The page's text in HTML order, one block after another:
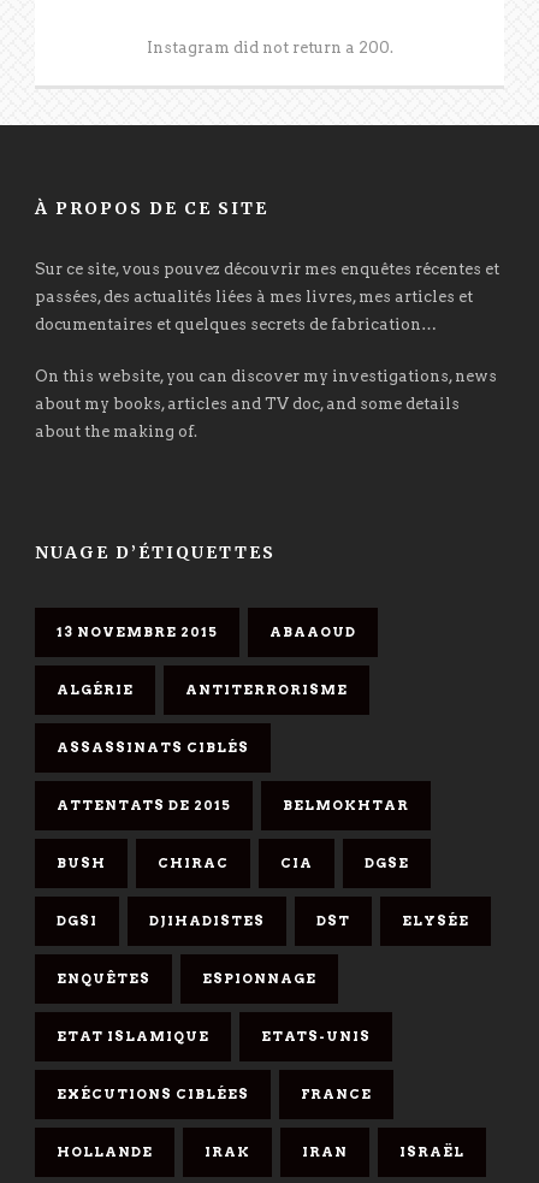
Instagram did not return a 200.
À PROPOS DE CE SITE
Sur ce site, vous pouvez découvrir mes enquêtes récentes et
passées, des actualités liées à mes livres, mes articles et
documentaires et quelques secrets de fabrication…
On this website, you can discover my investigations, news
about my books, articles and TV doc, and some details
about the making of.
NUAGE D’ÉTIQUETTES
13 NOVEMBRE 2015 ABAAOUD
ALGÉRIE ANTITERRORISME
ASSASSINATS CIBLÉS
ATTENTATS DE 2015 BELMOKHTAR
BUSH CHIRAC CIA DGSE
DGSI DJIHADISTES DST ELYSÉE
ENQUÊTES ESPIONNAGE
ETAT ISLAMIQUE ETATS-UNIS
EXÉCUTIONS CIBLÉES FRANCE
HOLLANDE IRAK IRAN ISRAËL